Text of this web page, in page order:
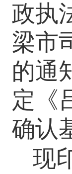
政执
梁市
的通
定《
确认
现